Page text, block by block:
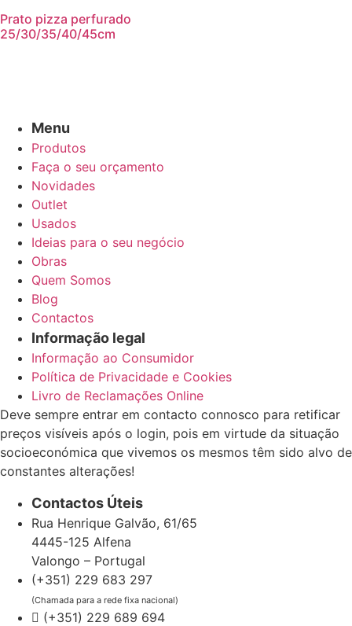
Prato pizza perfurado
25/30/35/40/45cm
Menu
Produtos
Faça o seu orçamento
Novidades
Outlet
Usados
Ideias para o seu negócio
Obras
Quem Somos
Blog
Contactos
Informação legal
Informação ao Consumidor
Política de Privacidade e Cookies
Livro de Reclamações Online
Deve sempre entrar em contacto connosco para retificar
preços visíveis após o login, pois em virtude da situação
socioeconómica que vivemos os mesmos têm sido alvo de
constantes alterações!
Contactos Úteis
Rua Henrique Galvão, 61/65
4445-125 Alfena
Valongo – Portugal
(+351) 229 683 297
(Chamada para a rede fixa nacional)
(+351) 229 689 694